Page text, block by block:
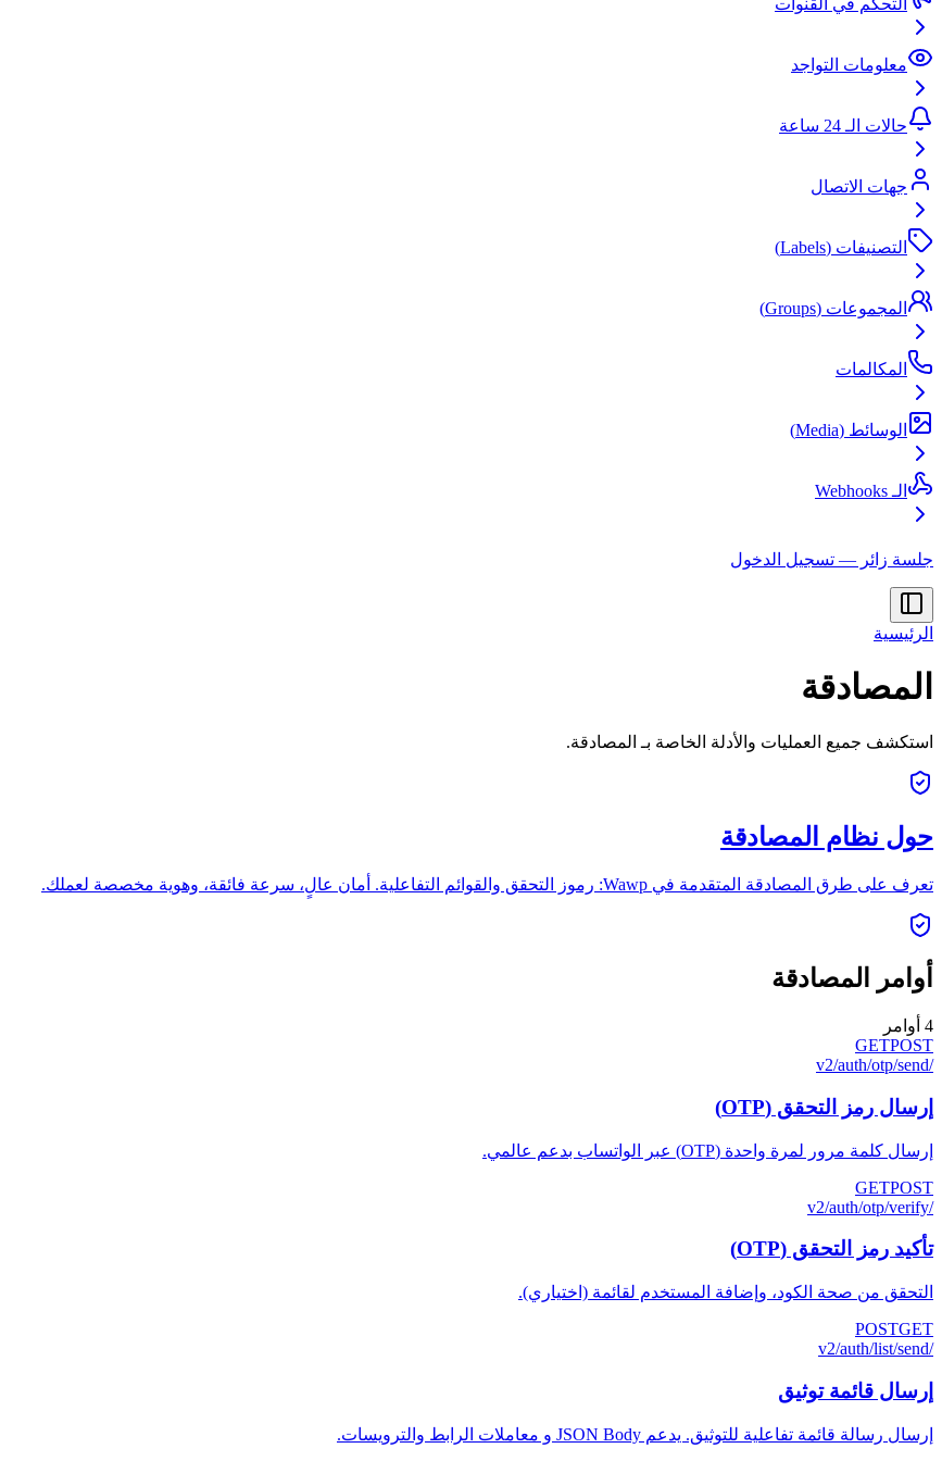
معلومات التواجد
حالات الـ 24 ساعة
جهات الاتصال
التصنيفات (Labels)
المجموعات (Groups)
المكالمات
الوسائط (Media)
الـ Webhooks
جلسة زائر — تسجيل الدخول
الرئيسية
المصادقة
استكشف جميع العمليات والأدلة الخاصة بـ المصادقة.
حول نظام المصادقة
تعرف على طرق المصادقة المتقدمة في Wawp: رموز التحقق والقوائم التفاعلية. أمان عالٍ، سرعة فائقة، وهوية مخصصة لعملك.
أوامر المصادقة
4 أوامر
GETPOST
/v2/auth/otp/send
إرسال رمز التحقق (OTP)
إرسال كلمة مرور لمرة واحدة (OTP) عبر الواتساب بدعم عالمي.
GETPOST
/v2/auth/otp/verify
تأكيد رمز التحقق (OTP)
التحقق من صحة الكود، وإضافة المستخدم لقائمة (اختياري).
POSTGET
/v2/auth/list/send
إرسال قائمة توثيق
إرسال رسالة قائمة تفاعلية للتوثيق. يدعم JSON Body و معاملات الرابط والترويسات.